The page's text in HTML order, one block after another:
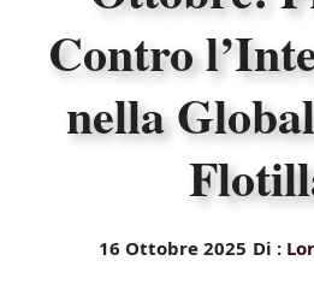
Contro
nella
16 Ottobre 2025 Di :